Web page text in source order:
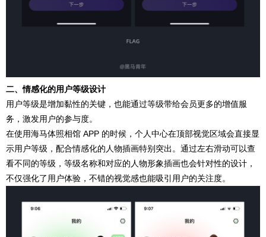
二、情感化的用户等级设计
用户等级是增加黏性的关键，也能通过等级带给会员更多的增值服
务，激发用户的参与度。
在使用海马体照相馆 APP 的时候，个人中心在顶部视觉区域会直接显
示用户等级，配合情感化的人物插画特别突出。通过左右滑动可以查
看不同的等级，等级名称和对应的人物形象插画也会针对性的设计，
不仅强化了用户体验，不错的视觉感也能吸引用户的关注度。